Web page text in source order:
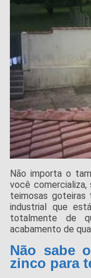
Não importa o
você
teimosas goteiras
industrial que
totalmente de
acabamento de
Não sabe
zinco para